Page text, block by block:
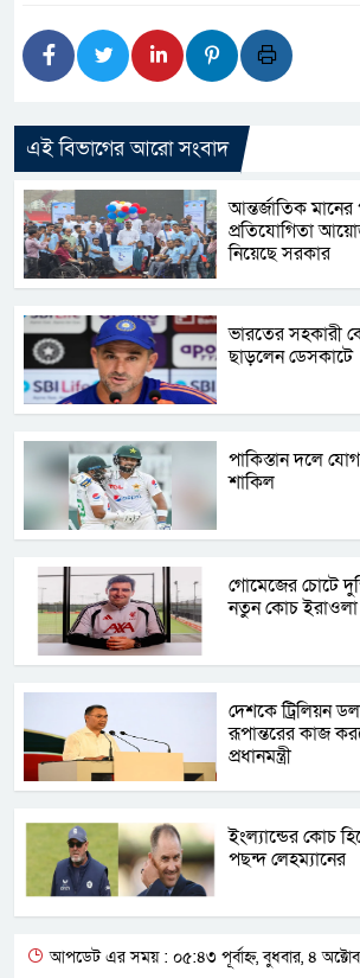
এই বিভাগের আরো সংবাদ
আন্তর্জাতিক মানের
প্রতিযোগিতা
নিয়েছে সরকার
ভারতের সহকারী
ছাড়লেন ডেসকাটে
পাকিস্তান দলে
শাকিল
গোমেজের চোটে
নতুন কোচ ইরাওলা
দেশকে ট্রিলিয়ন
রূপান্তরের কাজ
প্রধানমন্ত্রী
ইংল্যান্ডের কোচ
পছন্দ লেহম্যানের
আপডেট এর সময় : ০৫:৪৩ পূর্বাহ্ন, বুধবার, ৪